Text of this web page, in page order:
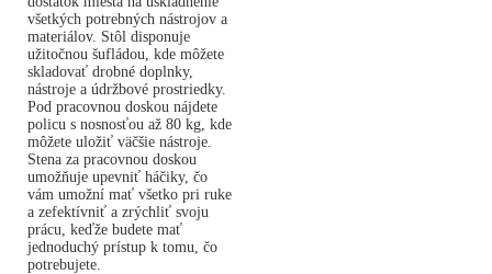
všetkých potrebných nástrojov a
materiálov. Stôl disponuje
užitočnou šufládou, kde môžete
skladovať drobné doplnky,
nástroje a údržbové prostriedky.
Pod pracovnou doskou nájdete
policu s nosnosťou až 80 kg, kde
môžete uložiť väčšie nástroje.
Stena za pracovnou doskou
umožňuje upevniť háčiky, čo
vám umožní mať všetko pri ruke
a zefektívniť a zrýchliť svoju
prácu, keďže budete mať
jednoduchý prístup k tomu, čo
potrebujete.